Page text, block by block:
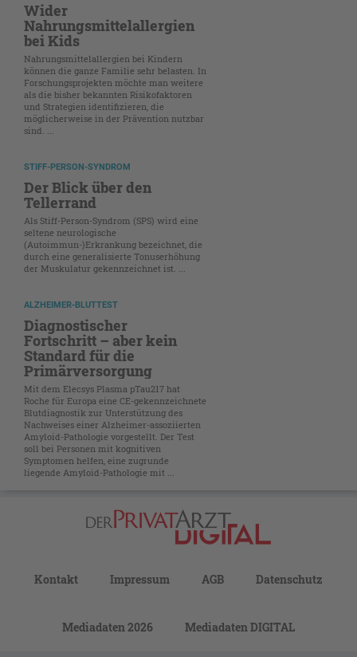
Wider
Nahrungsmittelallergien
bei Kids
Nahrungsmittelallergien bei Kindern
können die ganze Familie sehr belasten. In
Forschungsprojekten möchte man weitere
als die bisher bekannten Risikofaktoren
und Strategien identifizieren, die
möglicherweise in der Prävention nutzbar
sind. ...
STIFF-PERSON-SYNDROM
Der Blick über den
Tellerrand
Als Stiff-Person-Syndrom (SPS) wird eine
seltene neurologische
(Autoimmun-)Erkrankung bezeichnet, die
durch eine generalisierte Tonuserhöhung
der Muskulatur gekennzeichnet ist. ...
ALZHEIMER-BLUTTEST
Diagnostischer
Fortschritt – aber kein
Standard für die
Primärversorgung
Mit dem Elecsys Plasma pTau217 hat
Roche für Europa eine CE-gekennzeichnete
Blutdiagnostik zur Unterstützung des
Nachweises einer Alzheimer-assoziierten
Amyloid-Pathologie vorgestellt. Der Test
soll bei Personen mit kognitiven
Symptomen helfen, eine zugrunde
liegende Amyloid-Pathologie mit ...
Kontakt Impressum AGB Datenschutz
Mediadaten 2026 Mediadaten DIGITAL